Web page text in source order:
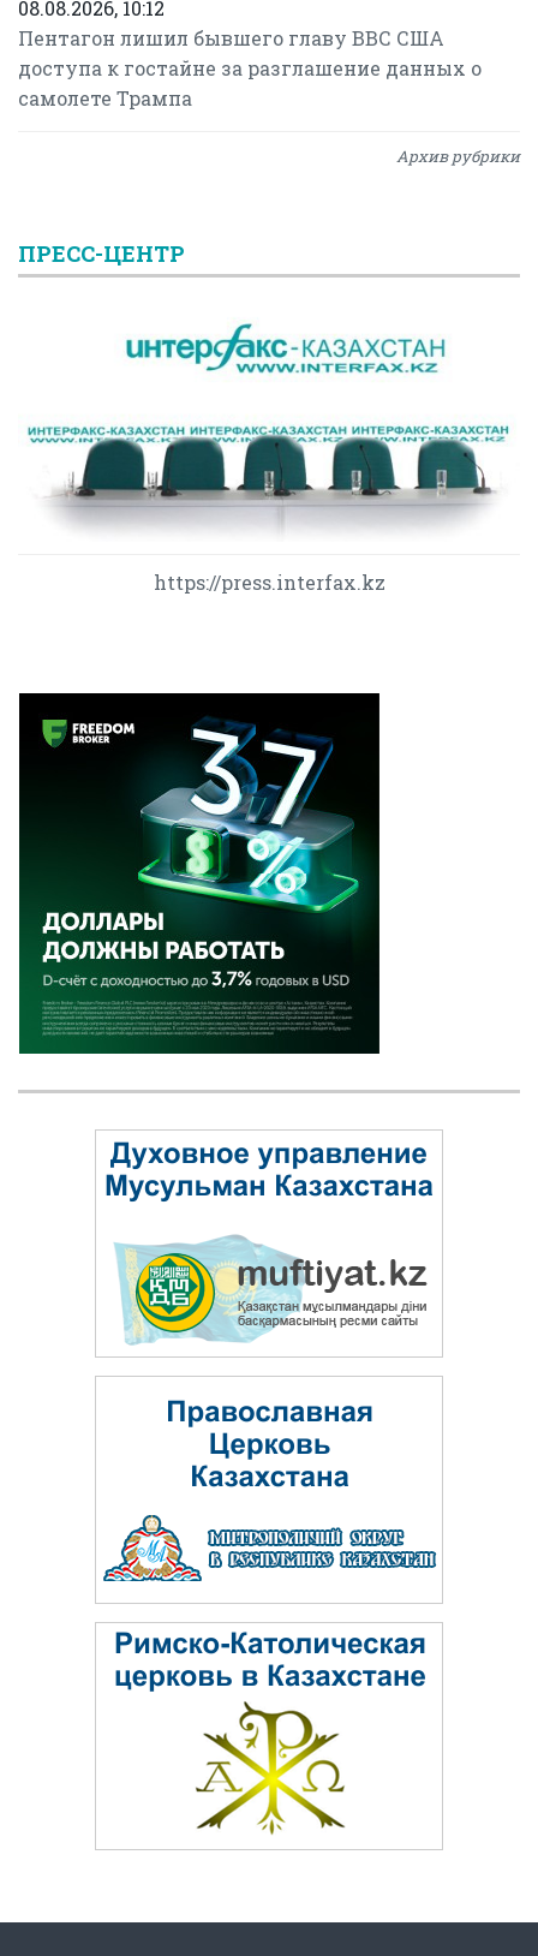
08.08.2026, 10:12
Пентагон лишил бывшего главу ВВС США
доступа к гостайне за разглашение данных о
самолете Трампа
Архив рубрики
ПРЕСС-ЦЕНТР
https://press.interfax.kz